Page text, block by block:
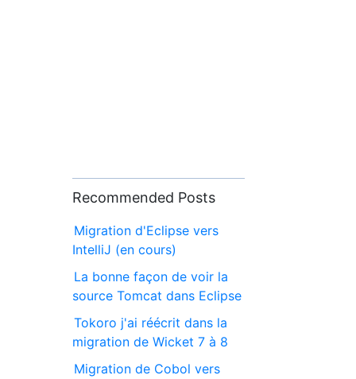
Recommended Posts
Migration d'Eclipse vers
IntelliJ (en cours)
La bonne façon de voir la
source Tomcat dans Eclipse
Tokoro j'ai réécrit dans la
migration de Wicket 7 à 8
Migration de Cobol vers